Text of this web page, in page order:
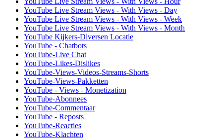
YouTube Live Stream Views - With Views - Day
YouTube Live Stream Views - With Views - Week
YouTube Live Stream Views - With Views - Month
YouTube Kijkers-Diversen Locatie
YouTube - Chatbots
YouTube-Live Chat
YouTube-Likes-Dislikes
YouTube-Views-Videos-Streams-Shorts
YouTube-Views-Pakketten
YouTube - Views - Monetization
YouTube-Abonnees
YouTube-Commentaar
YouTube - Reposts
YouTube-Reacties
YouTube-Klachten